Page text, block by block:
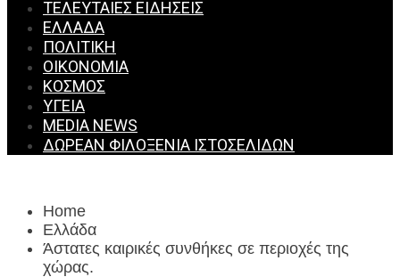
ΤΕΛΕΥΤΑΊΕΣ ΕΙΔΉΣΕΙΣ
ΕΛΛΆΔΑ
ΠΟΛΙΤΙΚΉ
ΟΙΚΟΝΟΜΊΑ
ΚΌΣΜΟΣ
ΥΓΕΊΑ
MEDIA NEWS
ΔΩΡΕΆΝ ΦΙΛΟΞΕΝΊΑ ΙΣΤΟΣΕΛΊΔΩΝ
Home
Ελλάδα
Άστατες καιρικές συνθήκες σε περιοχές της
χώρας.